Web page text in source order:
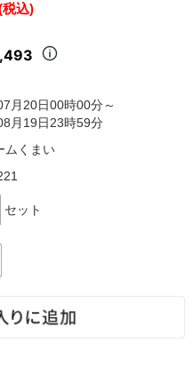
税込)
月20日00時00分～
月19日23時59分
ムくまい
セット